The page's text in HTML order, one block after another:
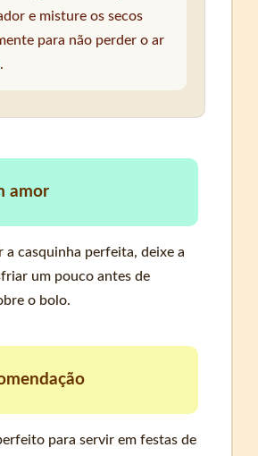
e misture os secos
para não perder o ar
amor
a casquinha perfeita, deixe a
um pouco antes de
o bolo.
para servir em festas de